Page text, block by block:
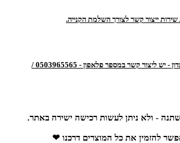
שירות ייצור קשר לצורך השלמת הקנייה.
לייעוץ אונליין/הצתרפות למועדון - יש ליצור קשר במספר פלאפון - 0503965565 /
- ולא ניתן לעשות רכישה ישירה באתר.
להזמין את כל המוצרים דרכנו ❤